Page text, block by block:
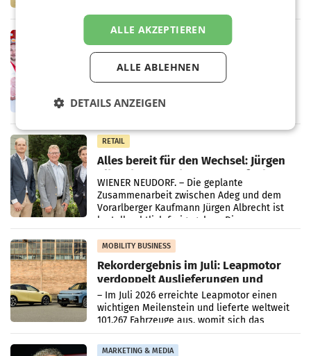
„Kreislauf-Helden“ in allen österreichischen
Müller-Filialen
RETAIL
Penny modernisiert zwei Filialen in
Ober- und Niederösterreich
WIENER NEUDORF. – Im Rahmen einer
erneuert Penny zwei Filialen in Nieder- und
in Haag sowie im rund
RETAIL
Alles bereit für den Wechsel: Jürgen
Albrecht setzt ab 1.1.2027 auf Adeg
WIENER NEUDORF. – Die geplante
Zusammenarbeit zwischen Adeg und dem
Vorarlberger Kaufmann Jürgen Albrecht ist
kartellrechtlich freigegeben: Die
Bundeswettbewerbsbehörde und der
Bundeskartellanwalt
MOBILITY BUSINESS
Rekordergebnis im Juli: Leapmotor
verdoppelt Auslieferungen und
überschreitet die 100.000er-Marke
– Im Juli 2026 erreichte Leapmotor einen
wichtigen Meilenstein und lieferte weltweit
101.267 Fahrzeuge aus, womit sich das
Ergebnis gegenüber Juli 2025 mehr als
verdoppelte (+102
MARKETING & MEDIA
ALLE AKZEPTIEREN
ALLE ABLEHNEN
DETAILS ANZEIGEN